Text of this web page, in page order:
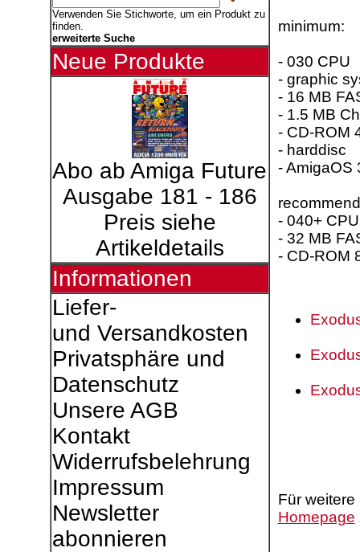
Verwenden Sie Stichworte, um ein Produkt zu
finden.
erweiterte Suche
Neue Produkte
Abo ab Amiga Future
Ausgabe 181 - 186
Preis siehe
Artikeldetails
Informationen
Liefer-
und Versandkosten
Privatsphäre und
Datenschutz
Unsere AGB
Kontakt
Widerrufsbelehrung
Impressum
Newsletter
abonnieren
minimum:
- 030 CPU
- graphic
- 16 MB
- 1.5 MB
- CD-ROM
- harddisc
- AmigaOS
- 040+ CPU
- 32 MB
- CD-ROM
Für
Homepage